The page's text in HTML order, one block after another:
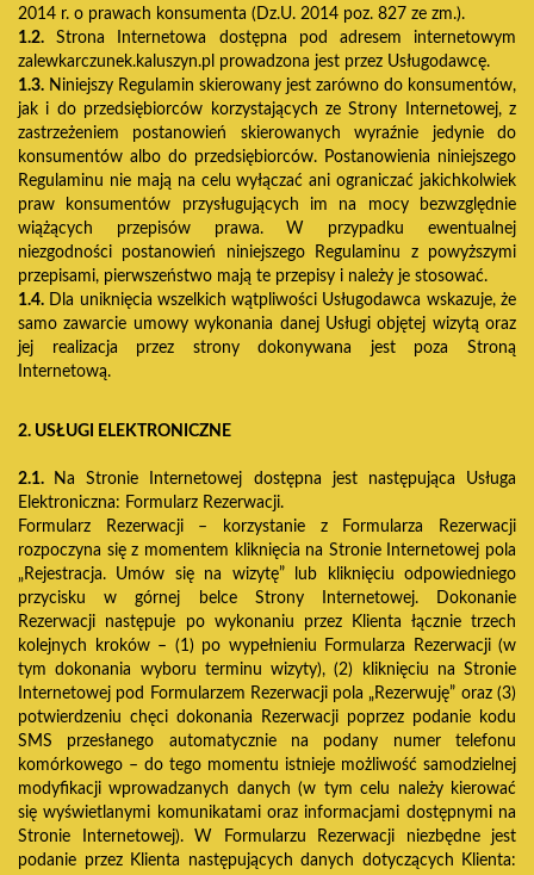
2014 r. o prawach konsumenta (Dz.U. 2014 poz. 827 ze zm.).
1.2. Strona Internetowa dostępna pod adresem internetowym
zalewkarczunek.kaluszyn.pl prowadzona jest przez Usługodawcę.
1.3. Niniejszy Regulamin skierowany jest zarówno do konsumentów,
jak i do przedsiębiorców korzystających ze Strony Internetowej, z
zastrzeżeniem postanowień skierowanych wyraźnie jedynie do
konsumentów albo do przedsiębiorców. Postanowienia niniejszego
Regulaminu nie mają na celu wyłączać ani ograniczać jakichkolwiek
praw konsumentów przysługujących im na mocy bezwzględnie
wiążących przepisów prawa. W przypadku ewentualnej
niezgodności postanowień niniejszego Regulaminu z powyższymi
przepisami, pierwszeństwo mają te przepisy i należy je stosować.
1.4. Dla uniknięcia wszelkich wątpliwości Usługodawca wskazuje, że
samo zawarcie umowy wykonania danej Usługi objętej wizytą oraz
jej realizacja przez strony dokonywana jest poza Stroną
Internetową.
2. USŁUGI ELEKTRONICZNE
2.1.
Na Stronie Internetowej dostępna jest następująca Usługa
Elektroniczna: Formularz Rezerwacji.
Formularz Rezerwacji – korzystanie z Formularza Rezerwacji
rozpoczyna się z momentem kliknięcia na Stronie Internetowej pola
„Rejestracja. Umów się na wizytę” lub kliknięciu odpowiedniego
przycisku w górnej belce Strony Internetowej. Dokonanie
Rezerwacji następuje po wykonaniu przez Klienta łącznie trzech
kolejnych kroków – (1) po wypełnieniu Formularza Rezerwacji (w
tym dokonania wyboru terminu wizyty), (2) kliknięciu na Stronie
Internetowej pod Formularzem Rezerwacji pola „Rezerwuję” oraz (3)
potwierdzeniu chęci dokonania Rezerwacji poprzez podanie kodu
SMS przesłanego automatycznie na podany numer telefonu
komórkowego – do tego momentu istnieje możliwość samodzielnej
modyfikacji wprowadzanych danych (w tym celu należy kierować
się wyświetlanymi komunikatami oraz informacjami dostępnymi na
Stronie Internetowej). W Formularzu Rezerwacji niezbędne jest
podanie przez Klienta następujących danych dotyczących Klienta: